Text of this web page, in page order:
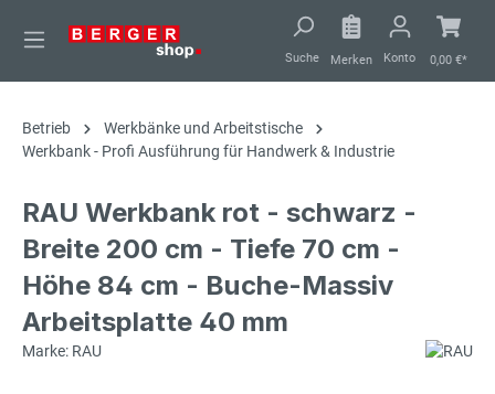
springen
Suche Merken Konto 0,00 €*
Betrieb
Werkbänke und Arbeitstische
Werkbank - Profi Ausführung für Handwerk & Industrie
RAU Werkbank rot - schwarz -
Breite 200 cm - Tiefe 70 cm -
Höhe 84 cm - Buche-Massiv
Arbeitsplatte 40 mm
Marke: RAU